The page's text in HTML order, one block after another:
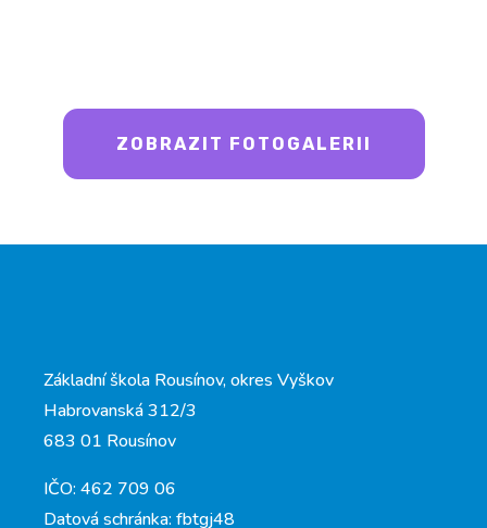
ZOBRAZIT FOTOGALERII
Základní škola Rousínov, okres Vyškov
Habrovanská 312/3
683 01 Rousínov
IČO: 462 709 06
Datová schránka: fbtgj48